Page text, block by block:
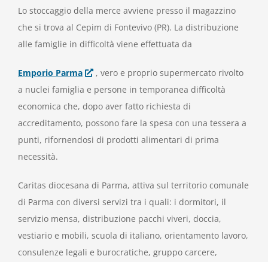
Lo stoccaggio della merce avviene presso il magazzino
che si trova al Cepim di Fontevivo (PR). La distribuzione
alle famiglie in difficoltà viene effettuata da
Emporio Parma
, vero e proprio supermercato rivolto
a nuclei famiglia e persone in temporanea difficoltà
economica che, dopo aver fatto richiesta di
accreditamento, possono fare la spesa con una tessera a
punti, rifornendosi di prodotti alimentari di prima
necessità.
Caritas diocesana di Parma, attiva sul territorio comunale
di Parma con diversi servizi tra i quali: i dormitori, il
servizio mensa, distribuzione pacchi viveri, doccia,
vestiario e mobili, scuola di italiano, orientamento lavoro,
consulenze legali e burocratiche, gruppo carcere,